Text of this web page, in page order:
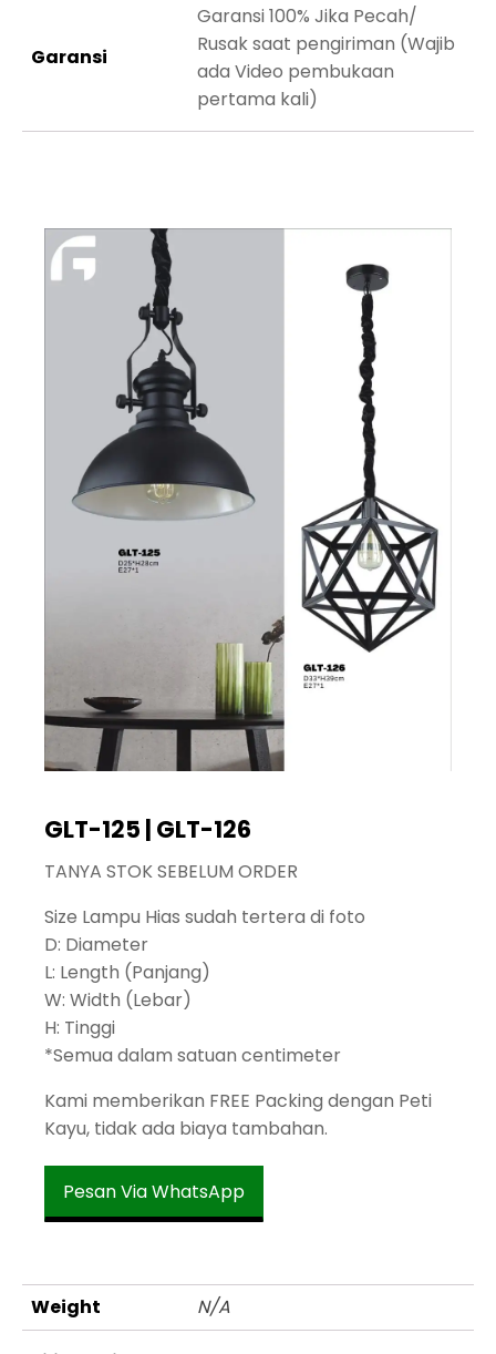
Garansi
Garansi 100% Jika Pecah/
Rusak saat pengiriman (Wajib
ada Video pembukaan
pertama kali)
GLT-125 | GLT-126
TANYA STOK SEBELUM ORDER
Size Lampu Hias sudah tertera di foto
D: Diameter
L: Length (Panjang)
W: Width (Lebar)
H: Tinggi
*Semua dalam satuan centimeter
Kami memberikan FREE Packing dengan Peti
Kayu, tidak ada biaya tambahan.
Pesan Via WhatsApp
Weight N/A